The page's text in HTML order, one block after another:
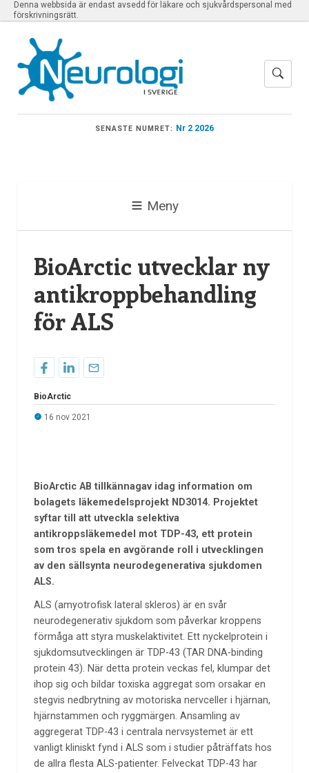
Denna webbsida är endast avsedd för läkare och sjukvårdspersonal med
förskrivningsrätt.
SENASTE NUMRET: Nr 2 2026
Meny
BioArctic utvecklar ny
antikroppbehandling
för ALS
BioArctic
16 nov 2021
BioArctic AB tillkännagav idag information om
bolagets läkemedelsprojekt ND3014. Projektet
syftar till att utveckla selektiva
antikroppsläkemedel mot TDP-43, ett protein
som tros spela en avgörande roll i utvecklingen
av den sällsynta neurodegenerativa sjukdomen
ALS.
ALS (amyotrofisk lateral skleros) är en svår
neurodegenerativ sjukdom som påverkar kroppens
förmåga att styra muskelaktivitet. Ett nyckelprotein i
sjukdomsutvecklingen är TDP-43 (TAR DNA-binding
protein 43). När detta protein veckas fel, klumpar det
ihop sig och bildar toxiska aggregat som orsakar en
stegvis nedbrytning av motoriska nervceller i hjärnan,
hjärnstammen och ryggmärgen. Ansamling av
aggregerat TDP-43 i centrala nervsystemet är ett
vanligt kliniskt fynd i ALS som i studier påträffats hos
de allra flesta ALS-patienter. Felveckat TDP-43 har